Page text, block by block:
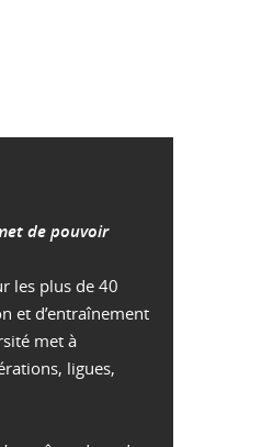
de pouvoir
les plus de 40
et d’entraînement
met à
ligues,